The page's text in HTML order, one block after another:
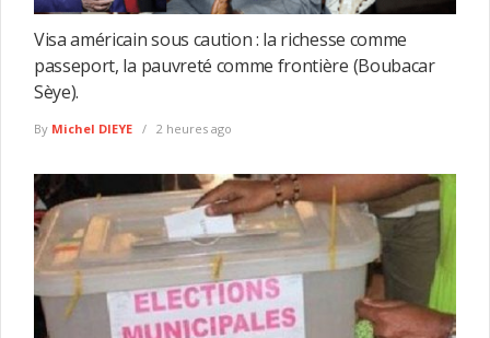
Visa américain sous caution : la richesse comme
passeport, la pauvreté comme frontière (Boubacar
Sèye).
By Michel DIEYE 2 heures ago